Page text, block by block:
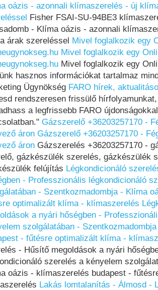
oázis - azonnali klímaszerelés - új
Fisher FSAI-SU-94BE3
- Klíma oázis - azonnali
árak szereléssel Mivel foglalkozik egy
Mivel foglalkozik egy
Mivel foglalkozik egy
hasznos információkat tartalmaz
Ügynökség FARO hírek,
rendszeresen frissülő
a legfrissebb FARO
Gázszerelő +36203257170 -
áron Gázszerelő +36203257170 -
áron Gázszerelés +36203257170 -
gázkészülék szerelés, gázkészülék
felújítás Légkondicionáló
- Professzionális légkondicionáló
- Szentkozmadombja - Klíma
optimalizált klíma - klímaszerelés
a nyári hőségben -
szolgálatában -
- fűtésre optimalizált klíma -
- Hűsítő megoldások a nyári
szerelés a kényelem
oázis - klímaszerelés budapest -
Lakás lomtalanítás - Álmosd -